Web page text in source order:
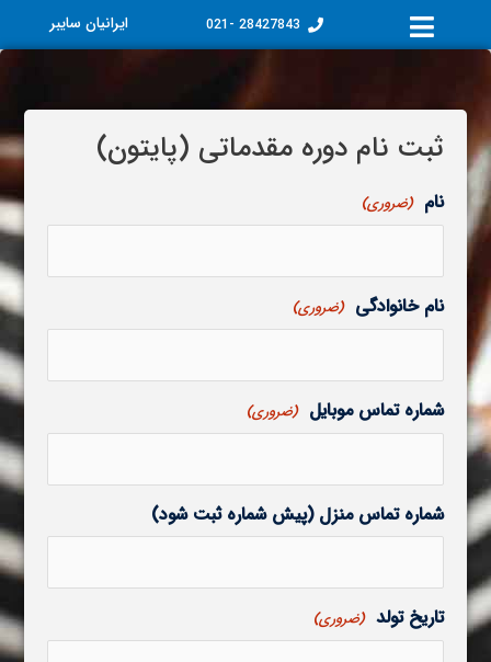
محتوا
28427843 -021 ایرانیان سایبر
ثبت نام دوره مقدماتی (پایتون)
نام (ضروری)
نام خانوادگی (ضروری)
شماره تماس موبایل (ضروری)
شماره تماس منزل (پیش شماره ثبت شود)
تاریخ تولد (ضروری)